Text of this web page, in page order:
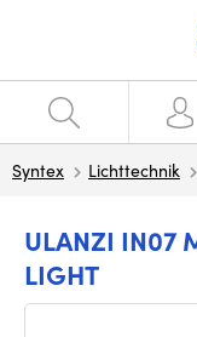
Syntex Lichttechnik
ULANZI IN07
LIGHT